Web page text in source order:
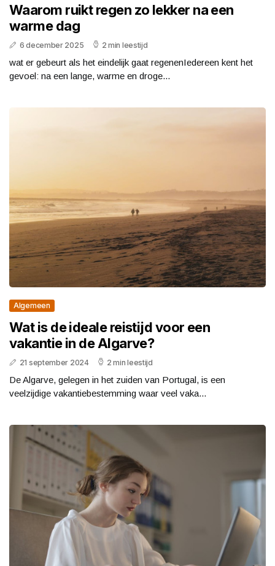
Waarom ruikt regen zo lekker na een
warme dag
6 december 2025 2 min leestijd
wat er gebeurt als het eindelijk gaat regenenIedereen kent het
gevoel: na een lange, warme en droge...
Algemeen
Wat is de ideale reistijd voor een
vakantie in de Algarve?
21 september 2024 2 min leestijd
De Algarve, gelegen in het zuiden van Portugal, is een
veelzijdige vakantiebestemming waar veel vaka...